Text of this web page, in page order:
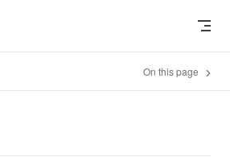
On this page